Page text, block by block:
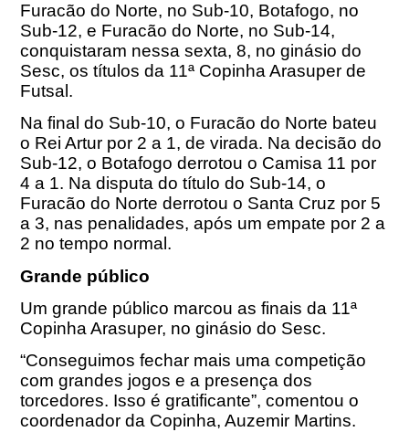
Furacão do Norte, no Sub-10, Botafogo, no
Sub-12, e Furacão do Norte, no Sub-14,
conquistaram nessa sexta, 8, no ginásio do
Sesc, os títulos da 11ª Copinha Arasuper de
Futsal.
Na final do Sub-10, o Furacão do Norte bateu
o Rei Artur por 2 a 1, de virada. Na decisão do
Sub-12, o Botafogo derrotou o Camisa 11 por
4 a 1. Na disputa do título do Sub-14, o
Furacão do Norte derrotou o Santa Cruz por 5
a 3, nas penalidades, após um empate por 2 a
2 no tempo normal.
Grande público
Um grande público marcou as finais da 11ª
Copinha Arasuper, no ginásio do Sesc.
“Conseguimos fechar mais uma competição
com grandes jogos e a presença dos
torcedores. Isso é gratificante”, comentou o
coordenador da Copinha, Auzemir Martins.